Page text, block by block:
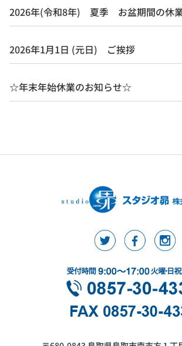
2026年(令和8年) 夏季 お盆期間の休
2026年1月1日 (元日) ご挨拶
☆年末年始休業のお知らせ☆